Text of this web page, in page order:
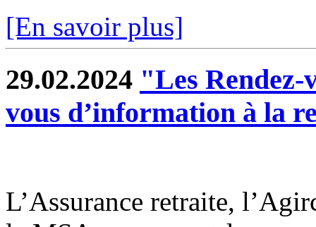
[En savoir plus]
29.02.2024 "Les Rendez-
vous d’information à la
L’Assurance retraite,